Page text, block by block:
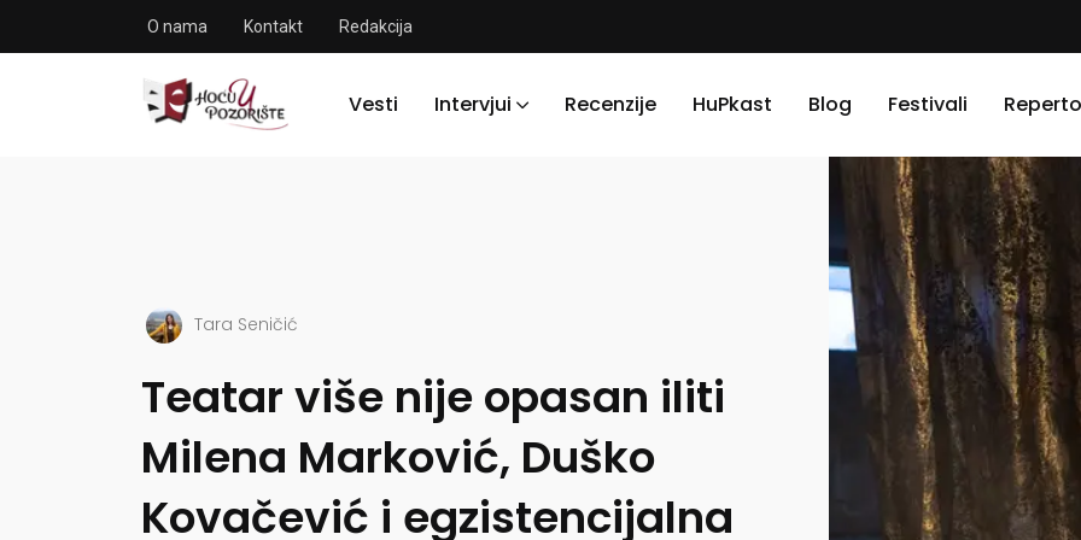
O nama Kontakt Redakcija
Vesti Intervjui Recenzije HuPkast Blog Festivali
Tara Seničić
Teatar više nije opasan iliti
Milena Marković, Duško
Kovačević i egzistencijalna